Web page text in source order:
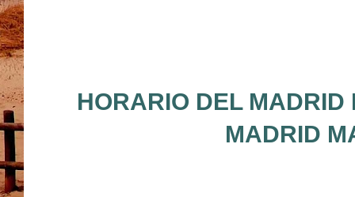
HORARIO DEL
MADRID